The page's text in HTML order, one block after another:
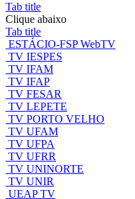
Tab title
Clique abaixo
Tab title
ESTÁCIO-FSP WebTV
TV IESPES
TV IFAM
TV IFAP
TV FESAR
TV LEPETE
TV PORTO VELHO
TV UFAM
TV UFPA
TV UFRR
TV UNINORTE
TV UNIR
UEAP TV